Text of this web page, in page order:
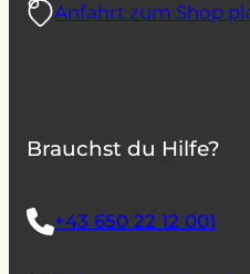
Anfahrt zum Shop
Brauchst du Hilfe?
+43 650 22 12 001